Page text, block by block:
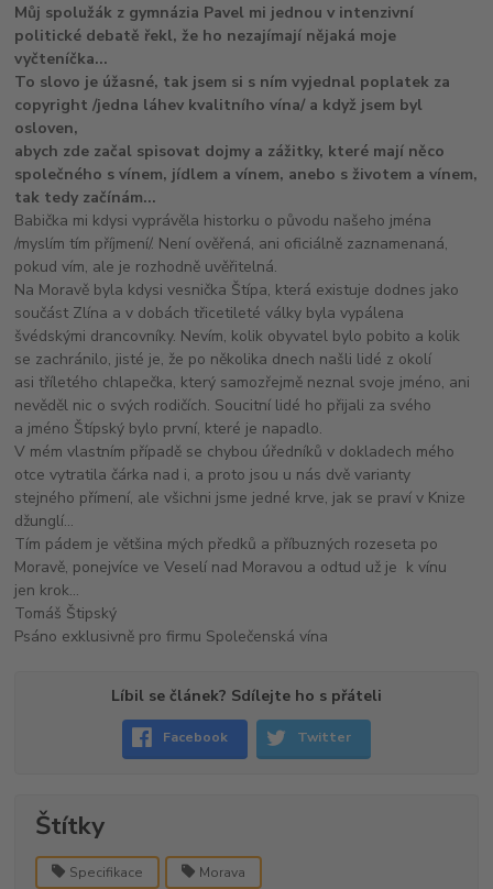
Můj spolužák z gymnázia Pavel mi jednou v intenzivní
politické debatě řekl, že ho nezajímají nějaká moje
vyčteníčka...
To slovo je úžasné, tak jsem si s ním vyjednal poplatek za
copyright /jedna láhev kvalitního vína/ a když jsem byl
osloven,
abych zde začal spisovat dojmy a zážitky, které mají něco
společného s vínem, jídlem a vínem, anebo s životem a vínem,
tak tedy začínám...
Babička mi kdysi vyprávěla historku o původu našeho jména
/myslím tím příjmení/. Není ověřená, ani oficiálně zaznamenaná,
pokud vím, ale je rozhodně uvěřitelná.
Na Moravě byla kdysi vesnička Štípa, která existuje dodnes jako
součást Zlína a v dobách třicetileté války byla vypálena
švédskými drancovníky. Nevím, kolik obyvatel bylo pobito a kolik
se zachránilo, jisté je, že po několika dnech našli lidé z okolí
asi tříletého chlapečka, který samozřejmě neznal svoje jméno, ani
nevěděl nic o svých rodičích. Soucitní lidé ho přijali za svého
a jméno Štípský bylo první, které je napadlo.
V mém vlastním případě se chybou úředníků v dokladech mého
otce vytratila čárka nad i, a proto jsou u nás dvě varianty
stejného přímení, ale všichni jsme jedné krve, jak se praví v Knize
džunglí...
Tím pádem je většina mých předků a příbuzných rozeseta po
Moravě, ponejvíce ve Veselí nad Moravou a odtud už je k vínu
jen krok...
Tomáš Štipský
Psáno exklusivně pro firmu Společenská vína
Líbil se článek? Sdílejte ho s přáteli
Facebook Twitter
Štítky
Specifikace Morava